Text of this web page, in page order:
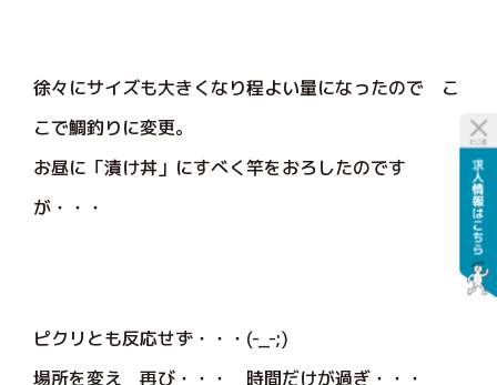
徐々にサイズも大きくなり程よい量になったので こ
こで鯛釣りに変更。
お昼に「漬け丼」にすべく竿をおろしたのです
が・・・
ピクリとも反応せず・・・(-_-;)
場所を変え 再び・・・ 時間だけが過ぎ・・・